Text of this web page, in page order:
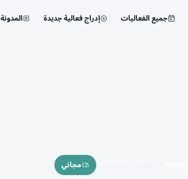
جميع الفعاليات إدراج فعالية جديدة المدونة
مجاني